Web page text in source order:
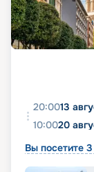
20:0013
10:0020
Вы посетите